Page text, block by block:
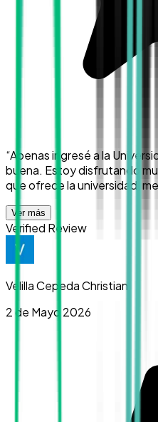
“Apenas ingresé a la
buena. Estoy disfrutando
que ofrece la universidad,
Ver más
Verified Review
Velilla Cepeda Christian
2 de Mayo 2026